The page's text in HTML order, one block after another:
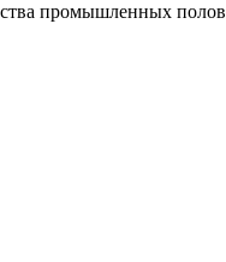
промышленных полов